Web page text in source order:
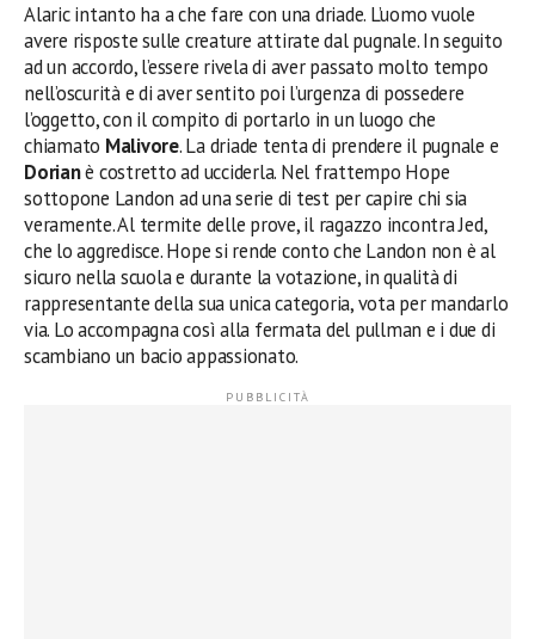
Alaric intanto ha a che fare con una driade. L’uomo vuole
avere risposte sulle creature attirate dal pugnale. In seguito
ad un accordo, l’essere rivela di aver passato molto tempo
nell’oscurità e di aver sentito poi l’urgenza di possedere
l’oggetto, con il compito di portarlo in un luogo che
chiamato Malivore. La driade tenta di prendere il pugnale e
Dorianè costretto ad ucciderla. Nel frattempo Hope
sottopone Landon ad una serie di test per capire chi sia
veramente. Al termite delle prove, il ragazzo incontra Jed,
che lo aggredisce. Hope si rende conto che Landon non è al
sicuro nella scuola e durante la votazione, in qualità di
rappresentante della sua unica categoria, vota per mandarlo
via. Lo accompagna così alla fermata del pullman e i due di
scambiano un bacio appassionato.